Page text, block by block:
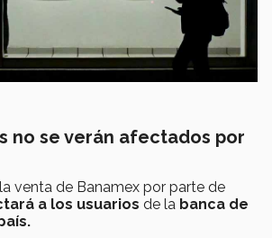
no se verán afectados por
venta de Banamex por parte de
a los usuarios de la banca de